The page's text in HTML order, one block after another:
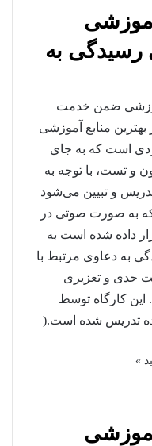
رسیدگی به
ضمن خدمت
منابع آموزشی
است که به جای
و تست، با توجه به
و تبیین می‌شود
به صورت صوتی در
داده شده است به
به دعاوی مرتبط با
حدی و تعزیری
این کارگاه توسط
تدریس شده است.(
»